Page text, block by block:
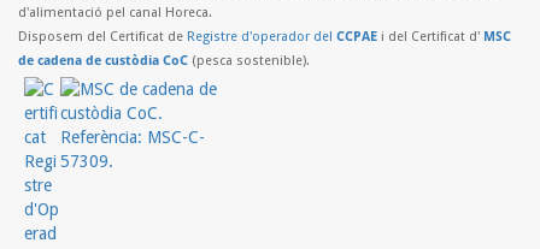
d'alimentació pel canal Horeca.
Disposem del Certificat de Registre d'operador del CCPAE i del Certificat d' MSC
de cadena de custòdia CoC (pesca sostenible).